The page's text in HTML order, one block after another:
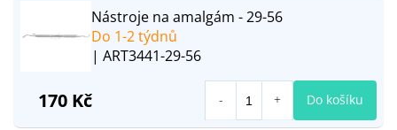
Nástroje na amalgám - 29-56
Do 1-2 týdnů
| ART3441-29-56
170 Kč Do košíku